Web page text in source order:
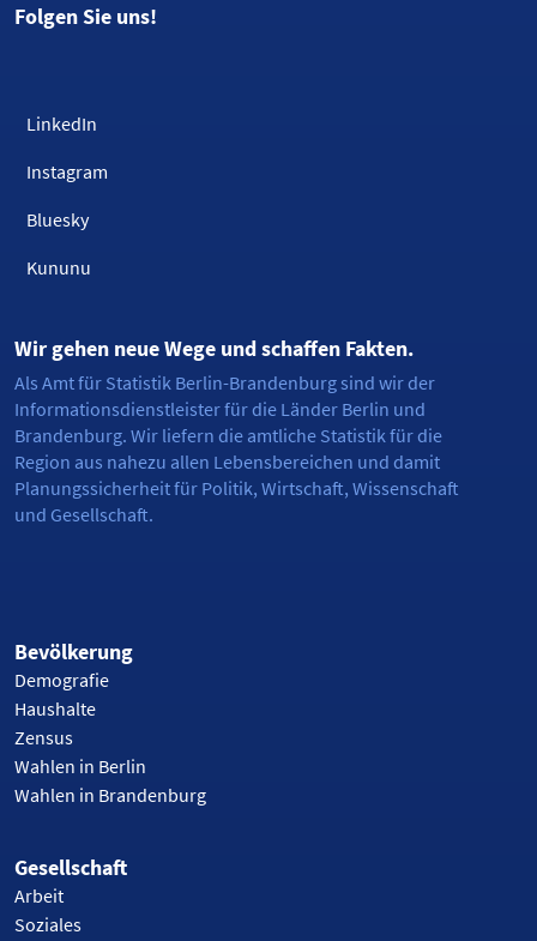
Folgen Sie uns!
LinkedIn
Instagram
Bluesky
Kununu
Wir gehen neue Wege und schaffen Fakten.
Als Amt für Statistik Berlin-Brandenburg sind wir der
Informationsdienstleister für die Länder Berlin und
Brandenburg. Wir liefern die amtliche Statistik für die
Region aus nahezu allen Lebensbereichen und damit
Planungssicherheit für Politik, Wirtschaft, Wissenschaft
und Gesellschaft.
Bevölkerung
Demografie
Haushalte
Zensus
Wahlen in Berlin
Wahlen in Brandenburg
Gesellschaft
Arbeit
Soziales